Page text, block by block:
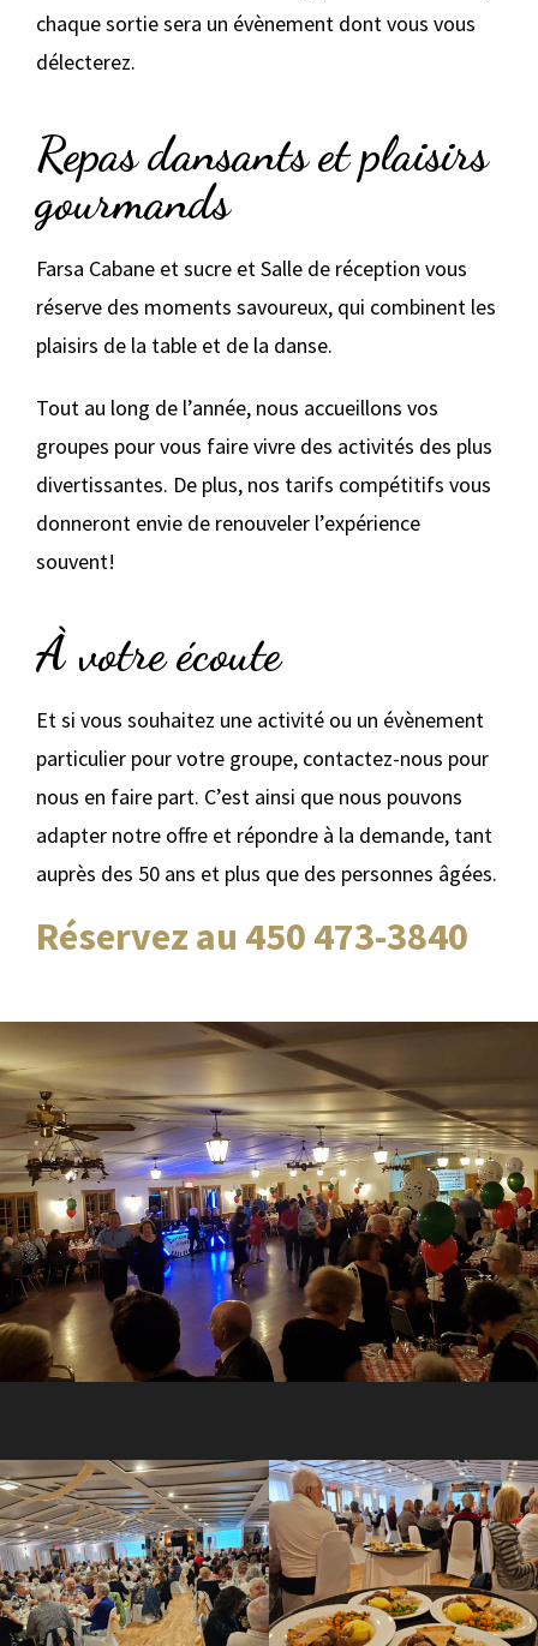
chaque sortie sera un évènement dont vous vous
délecterez.
Repas dansants et plaisirs
gourmands
Farsa Cabane et sucre et Salle de réception vous
réserve des moments savoureux, qui combinent les
plaisirs de la table et de la danse.
Tout au long de l’année, nous accueillons vos
groupes pour vous faire vivre des activités des plus
divertissantes. De plus, nos tarifs compétitifs vous
donneront envie de renouveler l’expérience
souvent!
À votre écoute
Et si vous souhaitez une activité ou un évènement
particulier pour votre groupe, contactez-nous pour
nous en faire part. C’est ainsi que nous pouvons
adapter notre offre et répondre à la demande, tant
auprès des 50 ans et plus que des personnes âgées.
Réservez au 450 473-3840